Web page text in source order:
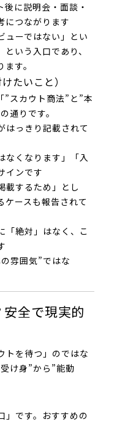
後に説明会・面談・
につながります
ューではない」とい
いう入口であり、
す。
たいこと）
”スカウト商法”と”本
通りです。
はっきり記載されて
なくなります」「入
インです
載するため」とし
ケースも報告されて
「絶対」はなく、こ
雰囲気”ではな
全で現実的
トを待つ」のではな
け身”から”能動
」です。おすすめの